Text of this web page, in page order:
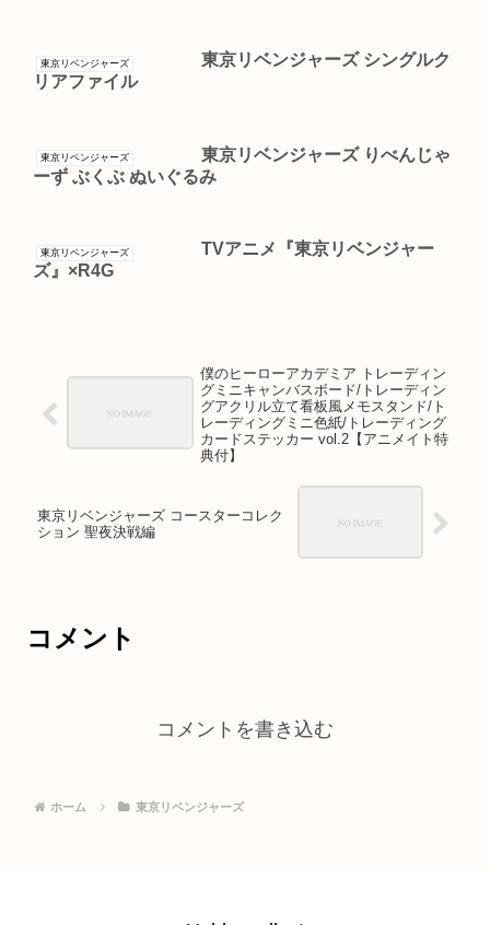
東京リベンジャーズ
東京リベンジャーズ シングルク
リアファイル
東京リベンジャーズ
東京リベンジャーズ りべんじゃ
ーず ぶくぶ ぬいぐるみ
東京リベンジャーズ
TVアニメ『東京リベンジャー
ズ』×R4G
僕のヒーローアカデミア トレーディン
グミニキャンバスボード/トレーディン
グアクリル立て看板風メモスタンド/ト
レーディングミニ色紙/トレーディング
カードステッカー vol.2【アニメイト特
典付】
東京リベンジャーズ コースターコレク
ション 聖夜決戦編
コメント
コメントを書き込む
ホーム 東京リベンジャーズ